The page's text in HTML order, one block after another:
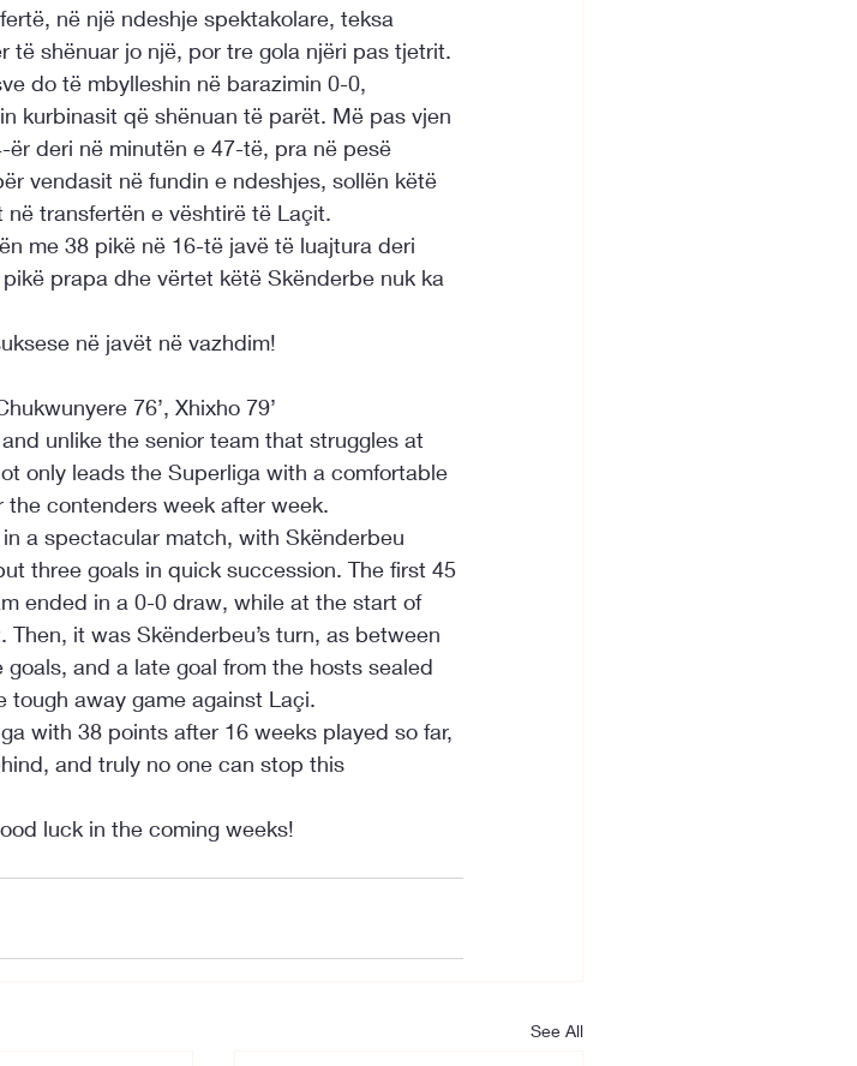
në një ndeshje spektakolare, teksa
të shënuar jo një, por tre gola njëri pas tjetrit.
do të mbylleshin në barazimin 0-0,
kurbinasit që shënuan të parët. Më pas vjen
deri në minutën e 47-të, pra në pesë
vendasit në fundin e ndeshjes, sollën këtë
transfertën e vështirë të Laçit.
me 38 pikë në 16-të javë të luajtura deri
prapa dhe vërtet këtë Skënderbe nuk ka
në javët në vazhdim!
76’, Xhixho 79’
unlike the senior team that struggles at
only leads the Superliga with a comfortable
contenders week after week.
a spectacular match, with Skënderbeu
three goals in quick succession. The first 45
ended in a 0-0 draw, while at the start of
it was Skënderbeu’s turn, as between
and a late goal from the hosts sealed
away game against Laçi.
with 38 points after 16 weeks played so far,
and truly no one can stop this
luck in the coming weeks!
See All